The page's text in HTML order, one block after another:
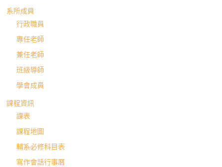
進
修
學
士
班
系所成員
行政職員
專任老師
兼任老師
班級導師
學會成員
課程資訊
課表
課程地圖
輔系必修科目表
寫作會話行事曆